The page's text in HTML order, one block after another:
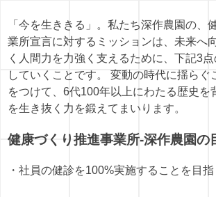
「今を生ききる」。私たち深作農園の、
業所宣言に対するミッションは、未来へ
く人間力を力強く支えるために、下記3
していくことです。 変動の時代に揺らぐ
をつけて、6代100年以上にわたる歴史を
を生き抜く力を鍛えてまいります。
健康づくり推進事業所-深作農園の
・社員の健診を100%実施することを目指